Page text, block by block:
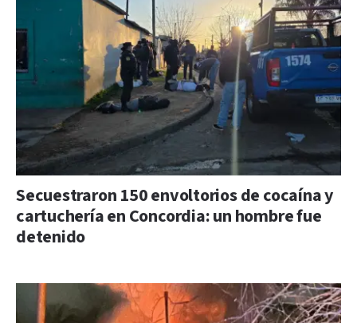
Secuestraron 150 envoltorios de cocaína y
cartuchería en Concordia: un hombre fue
detenido